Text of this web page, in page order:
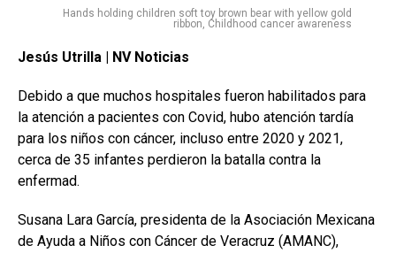
Hands holding children soft toy brown bear with yellow gold
ribbon, Childhood cancer awareness
Jesús Utrilla | NV Noticias
Debido a que muchos hospitales fueron habilitados para
la atención a pacientes con Covid, hubo atención tardía
para los niños con cáncer, incluso entre 2020 y 2021,
cerca de 35 infantes perdieron la batalla contra la
enfermad.
Susana Lara García, presidenta de la Asociación Mexicana
de Ayuda a Niños con Cáncer de Veracruz (AMANC),